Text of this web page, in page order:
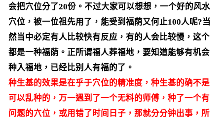
会把穴位分了20份。不过大家可以想想，一个好的风水
穴位，被一位祖先用了，能受到福荫又何止100人呢?当
然当中必定有人比较快有反应，有的人会比较慢，这个
都是一种福荫。正所谓福人葬福地，要知道能够有机会
种入福地，已经比别人有福的了。
种生基的效果是在乎于穴位的精准度，种生基的确不是
可以乱种的，万一遇到了一个无料的师傅，种了一个有
问题的穴位，或用错了时间日子，那就分分钟出事，所